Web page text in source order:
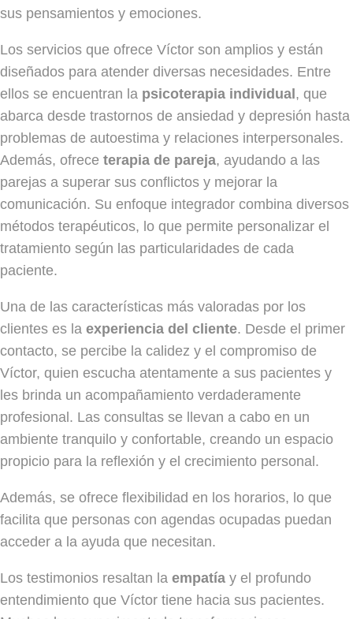
sus pensamientos y emociones.
Los servicios que ofrece Víctor son amplios y están
diseñados para atender diversas necesidades. Entre
ellos se encuentran la psicoterapia individual, que
abarca desde trastornos de ansiedad y depresión hasta
problemas de autoestima y relaciones interpersonales.
Además, ofrece terapia de pareja, ayudando a las
parejas a superar sus conflictos y mejorar la
comunicación. Su enfoque integrador combina diversos
métodos terapéuticos, lo que permite personalizar el
tratamiento según las particularidades de cada
paciente.
Una de las características más valoradas por los
clientes es la experiencia del cliente. Desde el primer
contacto, se percibe la calidez y el compromiso de
Víctor, quien escucha atentamente a sus pacientes y
les brinda un acompañamiento verdaderamente
profesional. Las consultas se llevan a cabo en un
ambiente tranquilo y confortable, creando un espacio
propicio para la reflexión y el crecimiento personal.
Además, se ofrece flexibilidad en los horarios, lo que
facilita que personas con agendas ocupadas puedan
acceder a la ayuda que necesitan.
Los testimonios resaltan la empatía y el profundo
entendimiento que Víctor tiene hacia sus pacientes.